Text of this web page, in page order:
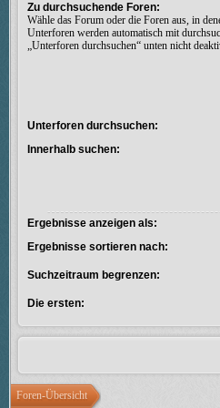
Zu durchsuchende Foren:
Wähle das Forum oder die Foren aus, in
Unterforen werden automatisch mit
„Unterforen durchsuchen“ unten nicht
Unterforen durchsuchen:
Innerhalb suchen:
Ergebnisse anzeigen als:
Ergebnisse sortieren nach:
Suchzeitraum begrenzen:
Die ersten:
Foren-Übersicht